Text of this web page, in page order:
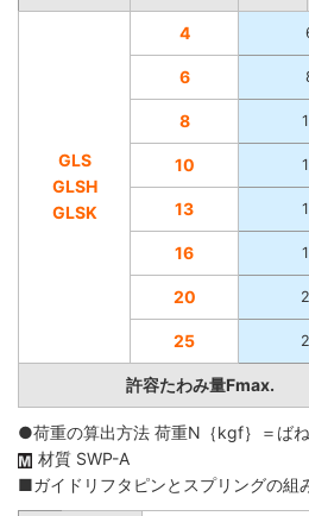
GLS
GLSH
GLSK
4
6
8
10
13
16
20
25
許容たわみ量Fmax.
●荷重の算出方法 荷重N｛kgf｝＝ば
材質 SWP-A
■ガイドリフタピンとスプリングの組